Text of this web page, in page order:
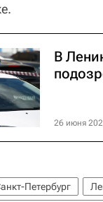
В
26 июня
Петербург